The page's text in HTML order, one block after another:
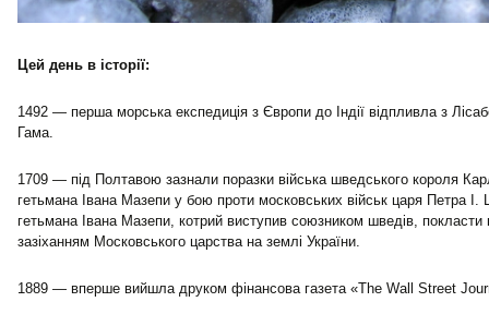
Цей день в історії:
1492 — перша морська експедиція з Європи до Індії відпливла з
Гама.
1709 — під Полтавою зазнали поразки війська шведського короля
гетьмана Івана Мазепи у бою проти московських військ царя Петра I.
гетьмана Івана Мазепи, котрий виступив союзником шведів, покласти
зазіханням Московського царства на землі України.
1889 — вперше вийшла друком фінансова газета «The Wall Street